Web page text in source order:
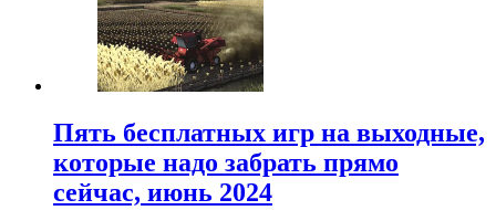
Пять бесплатных игр на выходные,
которые надо забрать прямо
сейчас, июнь 2024